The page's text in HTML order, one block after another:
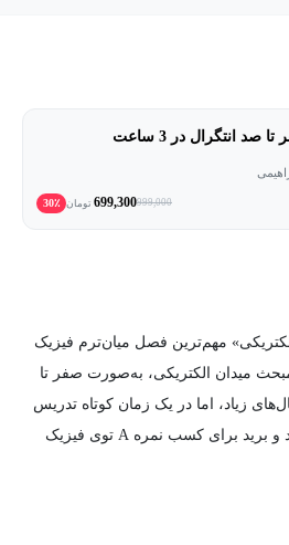
صد انتگرال در 3 ساعت
999,000
699,300 تومان 30٪
مهم‌ترین فصل میان‌ترم فیزیک
کل مبحث میدان الکتریکی، به‌صورت صفر تا
زیاد، اما در یک زمان کوتاه تدریس
شده. پس از کیفیت لذت ببرید و برید برای کسب نمره A توی فیزیک